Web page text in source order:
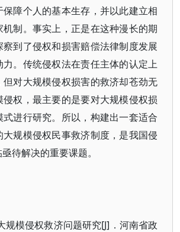
障个人的基本生存，并以此建立相
制。事实上，正是在这种漫长的期
到了侵权和损害赔偿法律制度发展
。传统侵权法在责任主体的认定上
对大规模侵权损害的救济却苍劲无
权，最主要的是要对大规模侵权损
进行研究。所以，构建出一套适合
规模侵权民事救济制度，是我国侵
待解决的重要课题。
规模侵权救济问题研究[J]．河南省政